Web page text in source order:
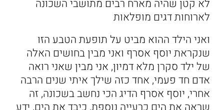
לא קטן שהיה מארח רבים מתושבי השכונה
לארוחות דגים מופלאות
ואני הילד ההוא מביט על תופעת הטבע הזו
שנקראת יוסף אסרף ואני מבין בחושים האלה
של ילד סקרן מלא דמיון, אני מבין שאני רואה
אדם חד פעמי, אחד כזה שילך איתי שנים הרבה
אחרי, יוסף אסרף הדיג הכי נחשב בשכונה, זה